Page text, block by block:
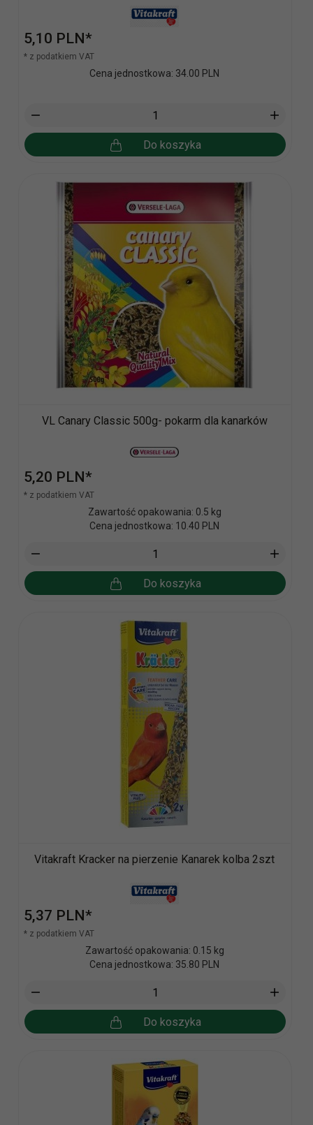
5,10 PLN*
* z podatkiem VAT
Cena jednostkowa: 34.00 PLN
Do koszyka
VL Canary Classic 500g- pokarm dla kanarków
5,20 PLN*
* z podatkiem VAT
Zawartość opakowania: 0.5 kg
Cena jednostkowa: 10.40 PLN
Do koszyka
Vitakraft Kracker na pierzenie Kanarek kolba 2szt
5,37 PLN*
* z podatkiem VAT
Zawartość opakowania: 0.15 kg
Cena jednostkowa: 35.80 PLN
Do koszyka